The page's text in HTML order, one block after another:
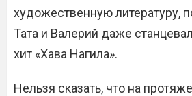
художественную литературу,
Тата и Валерий даже
хит «Хава Нагила».
Нельзя сказать, что на